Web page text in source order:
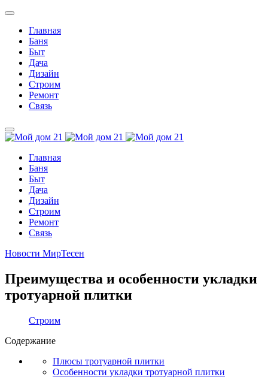
Главная
Баня
Быт
Дача
Дизайн
Строим
Ремонт
Связь
Главная
Баня
Быт
Дача
Дизайн
Строим
Ремонт
Связь
Новости МирТесен
Преимущества и особенности укладки
тротуарной плитки
Строим
Содержание
Плюсы тротуарной плитки
Особенности укладки тротуарной плитки